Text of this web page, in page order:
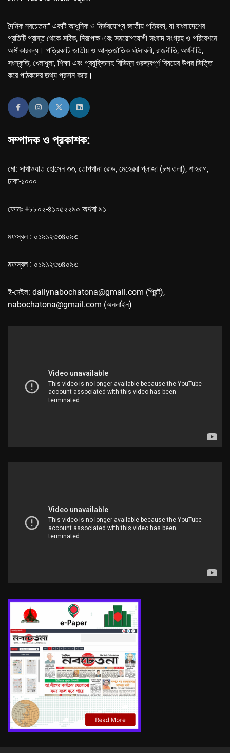
দৈনিক নবচেতনা" একটি আধুনিক ও নির্ভরযোগ্য জাতীয় পত্রিকা, যা বাংলাদেশের
প্রতিটি প্রান্ত থেকে সঠিক, নিরপেক্ষ এবং সময়োপযোগী সংবাদ সংগ্রহ ও পরিবেশনে
অঙ্গীকারবদ্ধ। পত্রিকাটি জাতীয় ও আন্তর্জাতিক ঘটনাবলী, রাজনীতি, অর্থনীতি,
সংস্কৃতি, খেলাধুলা, শিক্ষা এবং প্রযুক্তিসহ বিভিন্ন গুরুত্বপূর্ণ বিষয়ের উপর ভিত্তি
করে পাঠকদের তথ্য প্রদান করে।
সম্পাদক ও প্রকাশক:
মো: সাখাওয়াত হোসেন ৩৩, তোপখানা রোড, মেহেরবা প্লাজা (৮ম তলা), শাহবাগ,
ঢাকা-১০০০
ফোনঃ +৮৮০২-৪১০৫২২৯০ অথবা ৯১
মফস্বল : ০১৯১২৩৩৪০৯৩
মফস্বল : ০১৯১২৩৩৪০৯৩
ই-মেইল: dailynabochatona@gmail.com (প্রিন্ট),
nabochatona@gmail.com (অনলাইন)